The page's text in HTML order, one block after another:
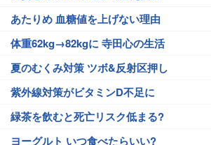
あたりめ 血糖値を上げない理由
体重62kg→82kgに 寺田心の生活
夏のむくみ対策 ツボ&反射区押し
紫外線対策がビタミンD不足に
緑茶を飲むと死亡リスク低まる?
ヨーグルト いつ食べたらいい?